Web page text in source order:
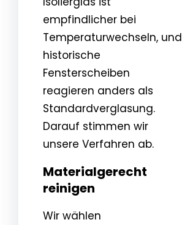
empfindlicher bei
Temperaturwechseln, und
historische
Fensterscheiben
reagieren anders als
Standardverglasung.
Darauf stimmen wir
unsere Verfahren ab.
Materialgerecht
reinigen
Wir wählen